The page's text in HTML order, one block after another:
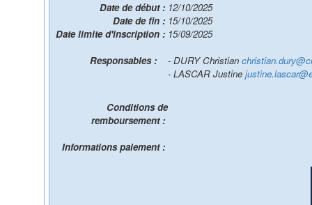
Date de début : 12/10/2025
Date de fin : 15/10/2025
Date limite d'inscription : 15/09/2025
- DURY Christian
- LASCAR Justine
Conditions de
remboursement :
Informations paiement :